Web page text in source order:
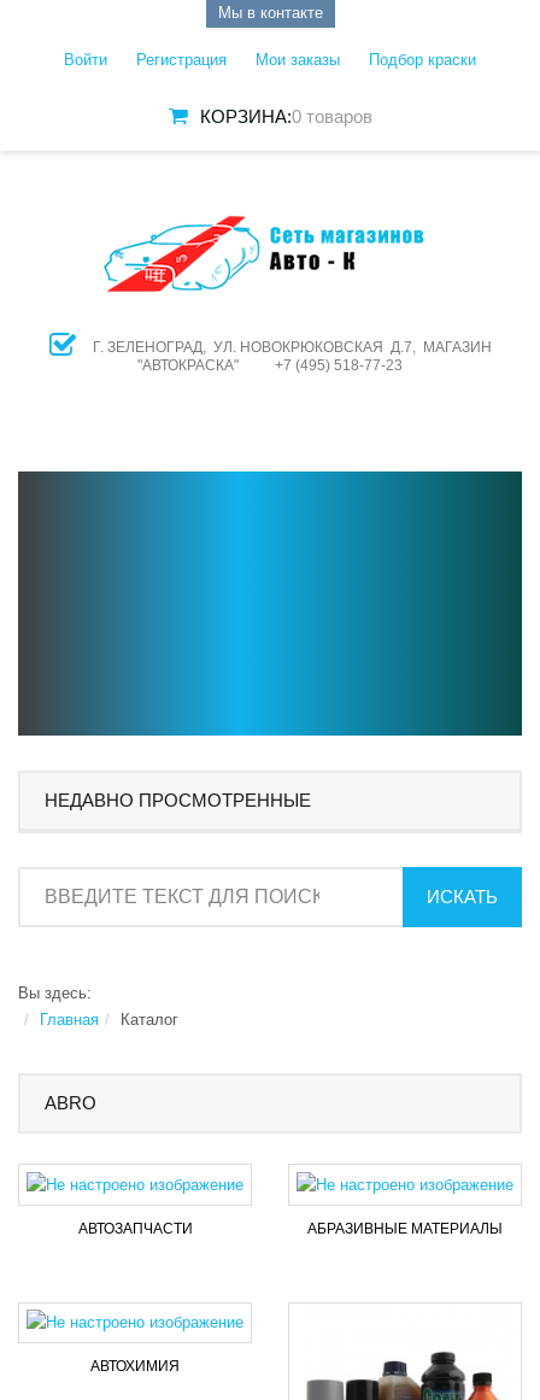
Мы в контакте
Войти Регистрация Мои заказы Подбор краски
КОРЗИНА:0 товаров
Г. ЗЕЛЕНОГРАД, УЛ. НОВОКРЮКОВСКАЯ Д.7, МАГАЗИН
"АВТОКРАСКА" +7 (495) 518-77-23
НЕДАВНО ПРОСМОТРЕННЫЕ
ИСКАТЬ
Вы здесь:
Главная
Каталог
ABRO
AВТОЗАПЧАСТИ АБРАЗИВНЫЕ МАТЕРИАЛЫ
АВТОХИМИЯ